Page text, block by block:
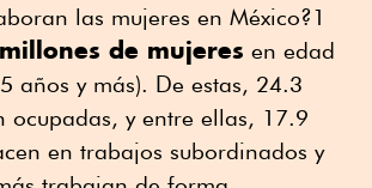
las mujeres en México?1
de mujeres en edad
años y más). De estas, 24.3
ocupadas, y entre ellas, 17.9
en trabajos subordinados y